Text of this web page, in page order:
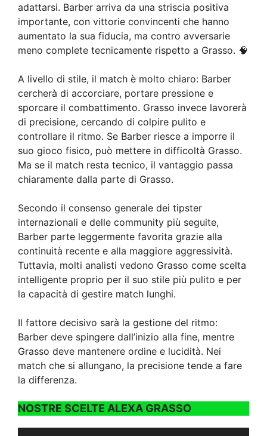
adattarsi. Barber arriva da una striscia positiva
importante, con vittorie convincenti che hanno
aumentato la sua fiducia, ma contro avversarie
meno complete tecnicamente rispetto a Grasso. 🧠
A livello di stile, il match è molto chiaro: Barber
cercherà di accorciare, portare pressione e
sporcare il combattimento. Grasso invece lavorerà
di precisione, cercando di colpire pulito e
controllare il ritmo. Se Barber riesce a imporre il
suo gioco fisico, può mettere in difficoltà Grasso.
Ma se il match resta tecnico, il vantaggio passa
chiaramente dalla parte di Grasso.
Secondo il consenso generale dei tipster
internazionali e delle community più seguite,
Barber parte leggermente favorita grazie alla
continuità recente e alla maggiore aggressività.
Tuttavia, molti analisti vedono Grasso come scelta
intelligente proprio per il suo stile più pulito e per
la capacità di gestire match lunghi.
Il fattore decisivo sarà la gestione del ritmo:
Barber deve spingere dall’inizio alla fine, mentre
Grasso deve mantenere ordine e lucidità. Nei
match che si allungano, la precisione tende a fare
la differenza.
NOSTRE SCELTE ALEXA GRASSO